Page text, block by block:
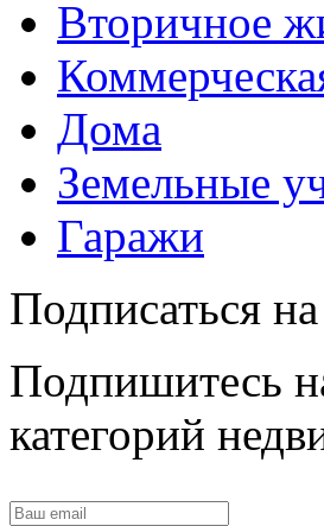
Вторичное
Дома
Земельные
Гаражи
Подписаться
Подпишитесь
категорий